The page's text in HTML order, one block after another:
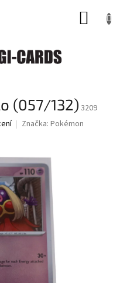
(057/132) 3209
Značka: Pokémon